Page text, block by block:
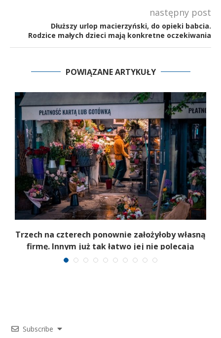
następny post
Dłuższy urlop macierzyński, do opieki babcia.
Rodzice małych dzieci mają konkretne oczekiwania
POWIĄZANE ARTYKUŁY
Trzech na czterech ponownie założyłoby własną
firmę. Innym już tak łatwo jej nie polecają
Subscribe